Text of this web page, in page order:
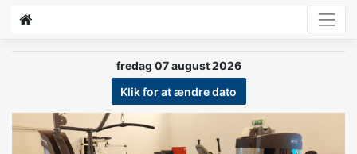
fredag 07 august 2026
Klik for at ændre dato